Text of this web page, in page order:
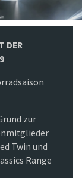
DER
zur
Twin und
Range